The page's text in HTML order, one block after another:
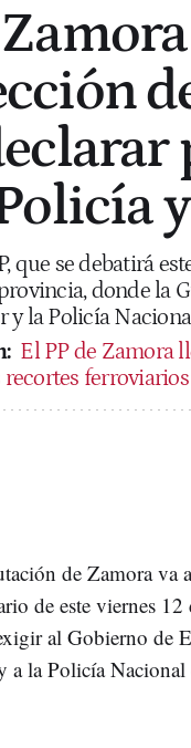
que se debatirá
donde la
y la Policía
El PP de Zamora
de Zamora va
de este viernes
al Gobierno de
la Policía